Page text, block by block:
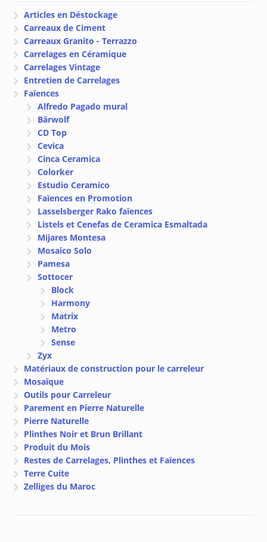
Articles en Déstockage
Carreaux de Ciment
Carreaux Granito - Terrazzo
Carrelages en Céramique
Carrelages Vintage
Entretien de Carrelages
Faïences
Alfredo Pagado mural
Bärwolf
CD Top
Cevica
Cinca Ceramica
Colorker
Estudio Ceramico
Faïences en Promotion
Lasselsberger Rako faïences
Listels et Cenefas de Ceramica Esmaltada
Mijares Montesa
Mosaico Solo
Pamesa
Sottocer
Block
Harmony
Matrix
Metro
Sense
Zyx
Matériaux de construction pour le carreleur
Mosaïque
Outils pour Carreleur
Parement en Pierre Naturelle
Pierre Naturelle
Plinthes Noir et Brun Brillant
Produit du Mois
Restes de Carrelages, Plinthes et Faïences
Terre Cuite
Zelliges du Maroc